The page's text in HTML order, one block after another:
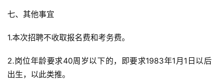
七、其他事宜
1.本次招聘不收取报名费和考务费。
2.岗位年龄要求40周岁以下的，即要求1983年1月1日以后
出生，以此类推。